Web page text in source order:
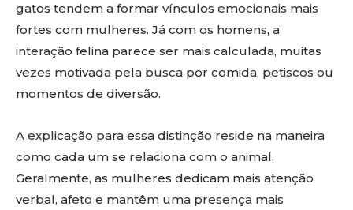
gatos tendem a formar vínculos emocionais mais
fortes com mulheres. Já com os homens, a
interação felina parece ser mais calculada, muitas
vezes motivada pela busca por comida, petiscos ou
momentos de diversão.
A explicação para essa distinção reside na maneira
como cada um se relaciona com o animal.
Geralmente, as mulheres dedicam mais atenção
verbal, afeto e mantêm uma presença mais